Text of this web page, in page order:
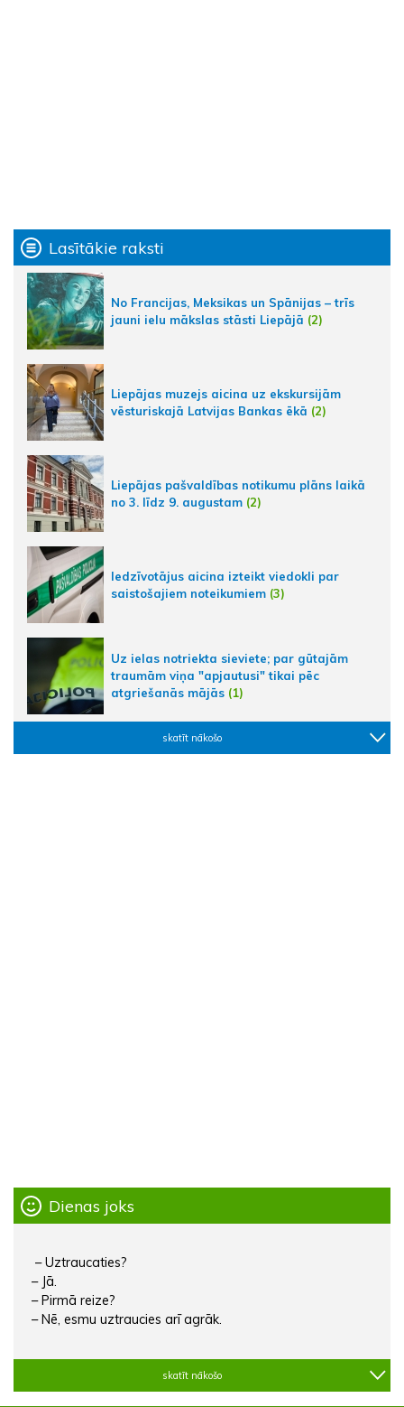
Lasītākie raksti
No Francijas, Meksikas un Spānijas – trīs
jauni ielu mākslas stāsti Liepājā (2)
Liepājas muzejs aicina uz ekskursijām
vēsturiskajā Latvijas Bankas ēkā (2)
Liepājas pašvaldības notikumu plāns laikā
no 3. līdz 9. augustam (2)
Iedzīvotājus aicina izteikt viedokli par
saistošajiem noteikumiem (3)
Uz ielas notriekta sieviete; par gūtajām
traumām viņa "apjautusi" tikai pēc
atgriešanās mājās (1)
skatīt nākošo
Dienas joks
– Uztraucaties?
– Jā.
– Pirmā reize?
– Nē, esmu uztraucies arī agrāk.
skatīt nākošo